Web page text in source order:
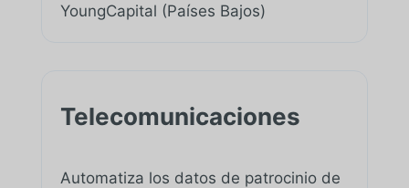
YoungCapital (Países Bajos)
Telecomunicaciones
Automatiza los datos de patrocinio de